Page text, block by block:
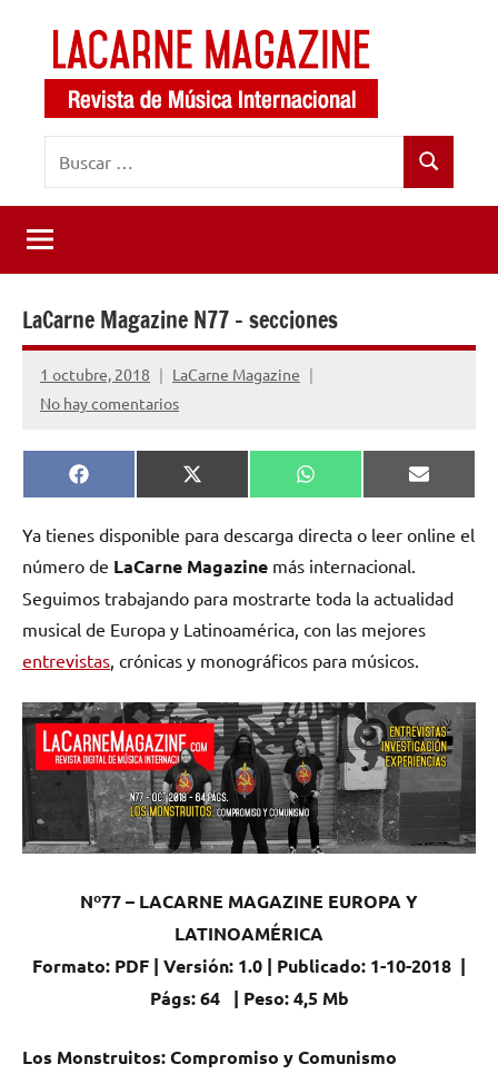
contenido
LaCarne
Magazine
de
música
internacional
Buscar
LaCarne Magazine N77 – secciones
1 octubre, 2018
LaCarne Magazine
No hay comentarios
Compartir
en
Facebook
Compartir
en
X
(Twitter)
Compartir
en
WhatsApp
en
Email
Ya tienes disponible para descarga directa o leer online el
número de LaCarne Magazine más internacional.
Seguimos trabajando para mostrarte toda la actualidad
musical de Europa y Latinoamérica, con las mejores
entrevistas , crónicas y monográficos para músicos.
Nº77 – LACARNE MAGAZINE EUROPA Y
LATINOAMÉRICA
Formato: PDF | Versión: 1.0 | Publicado: 1-10-2018 |
Págs: 64 | Peso: 4,5 Mb
Los Monstruitos: Compromiso y Comunismo